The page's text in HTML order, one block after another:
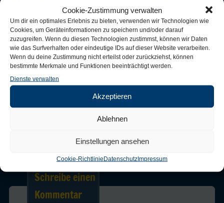
Cookie-Zustimmung verwalten
Um dir ein optimales Erlebnis zu bieten, verwenden wir Technologien wie
Cookies, um Geräteinformationen zu speichern und/oder darauf
zuzugreifen. Wenn du diesen Technologien zustimmst, können wir Daten
wie das Surfverhalten oder eindeutige IDs auf dieser Website verarbeiten.
Wenn du deine Zustimmung nicht erteilst oder zurückziehst, können
bestimmte Merkmale und Funktionen beeinträchtigt werden.
Dienste verwalten
Akzeptieren
Ablehnen
Einstellungen ansehen
Cookie-RichtlinieDatenschutzImpressum
Trackbacks are closed, but you canpost a comment.
Schreibe einen
Kommentar